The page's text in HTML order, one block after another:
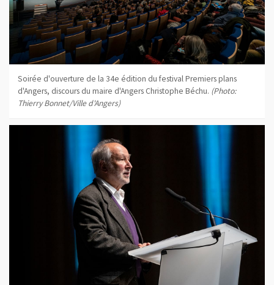
Soirée d'ouverture de la 34e édition du festival Premiers plans
d'Angers, discours du maire d'Angers Christophe Béchu. (Photo:
Thierry Bonnet/Ville d'Angers)